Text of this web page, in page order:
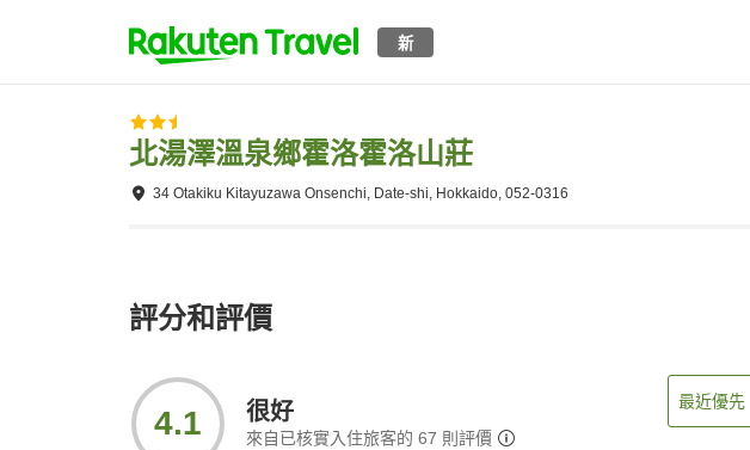
新
北湯澤溫泉鄉霍洛霍洛山莊
34 Otakiku Kitayuzawa Onsenchi, Date-shi, Hokkaido, 052-0316
評分和評價
4.1 很好
來自已核實入住旅客的 67 則評價
最近優先